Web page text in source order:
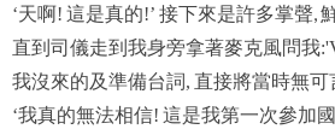
‘天啊! 這是真的!’ 接下來是許多掌聲,
直到司儀走到我身旁拿著麥克風問我
我沒來的及準備台詞, 直接將當時無
‘我真的無法相信! 這是我第一次參加